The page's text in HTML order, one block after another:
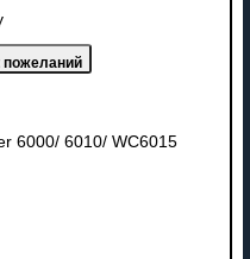
6000/ 6010/ WC6015